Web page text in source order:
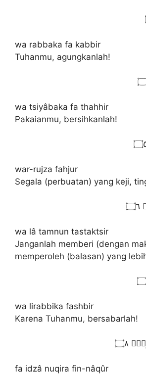
wa rabbaka fa kabbir
Tuhanmu, agungkanlah!
wa tsiyâbaka fa thahhir
Pakaianmu, bersihkanlah!
war-rujza fahjur
Segala (perbuatan) yang keji,
wa lâ tamnun tastaktsir
Janganlah memberi (dengan
memperoleh (balasan) yang
wa lirabbika fashbir
Karena Tuhanmu, bersabarlah!
۝٨
fa idzâ nuqira fin-nâqûr